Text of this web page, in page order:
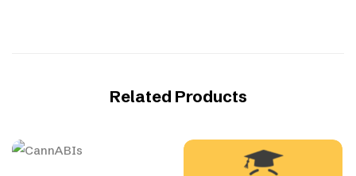
Related Products